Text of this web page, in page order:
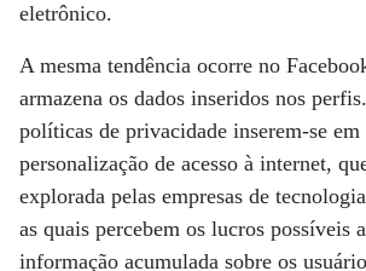
eletrônico.
A mesma tendência ocorre no
armazena os dados inseridos nos
políticas de privacidade inserem-se em
personalização de acesso à internet,
explorada pelas empresas de
as quais percebem os lucros possíveis
informação acumulada sobre os